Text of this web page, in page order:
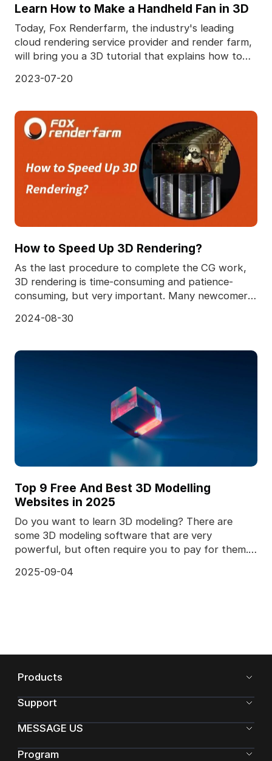
Learn How to Make a Handheld Fan in 3D
Today, Fox Renderfarm, the industry's leading
cloud rendering service provider and render farm,
will bring you a 3D tutorial that explains how to
2023-07-20
How to Speed Up 3D Rendering?
As the last procedure to complete the CG work,
3D rendering is time-consuming and patience-
consuming, but very important. Many newcomers
2024-08-30
Top 9 Free And Best 3D Modelling
Websites in 2025
Do you want to learn 3D modeling? There are
some 3D modeling software that are very
powerful, but often require you to pay for them.
2025-09-04
Products
Support
MESSAGE US
Program